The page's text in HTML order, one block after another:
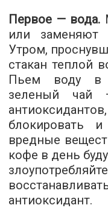
Первое — вода.
или заменяют
Утром,
стакан теплой
Пьем воду в
зеленый чай
блокировать
вредные
кофе в день
антиоксидант.